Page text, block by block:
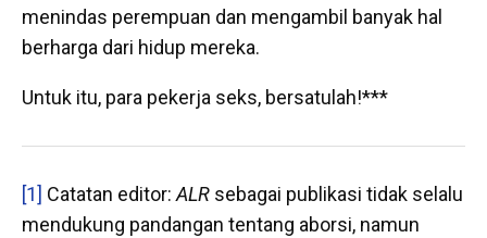
menindas perempuan dan mengambil banyak hal
berharga dari hidup mereka.
Untuk itu, para pekerja seks, bersatulah!***
[1] Catatan editor:ALR sebagai publikasi tidak selalu
mendukung pandangan tentang aborsi, namun